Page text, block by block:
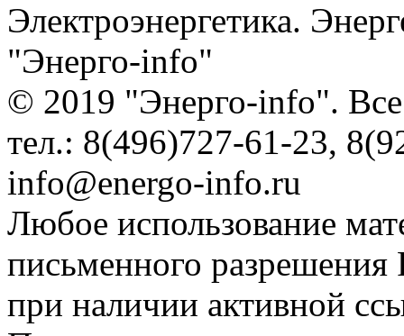
Электроэнергетика.
"Энерго-info"
© 2019 "Энерго-info".
тел.: 8(496)727-61-23,
info@energo-info.ru
Любое использование
письменного разрешения
при наличии активной